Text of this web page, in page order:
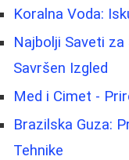
Koralna Voda:
Najbolji Saveti
Savršen Izgled
Med i Cimet -
Brazilska Guza:
Tehnike